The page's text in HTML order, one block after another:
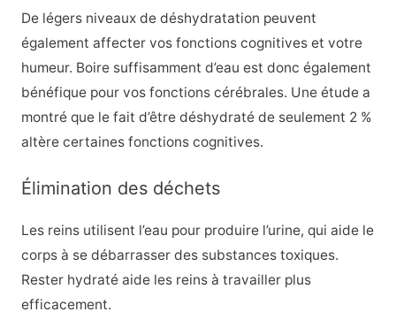
De légers niveaux de déshydratation peuvent
également affecter vos fonctions cognitives et votre
humeur. Boire suffisamment d’eau est donc également
bénéfique pour vos fonctions cérébrales. Une étude a
montré que le fait d’être déshydraté de seulement 2 %
altère certaines fonctions cognitives.
Élimination des déchets
Les reins utilisent l’eau pour produire l’urine, qui aide le
corps à se débarrasser des substances toxiques.
Rester hydraté aide les reins à travailler plus
efficacement.